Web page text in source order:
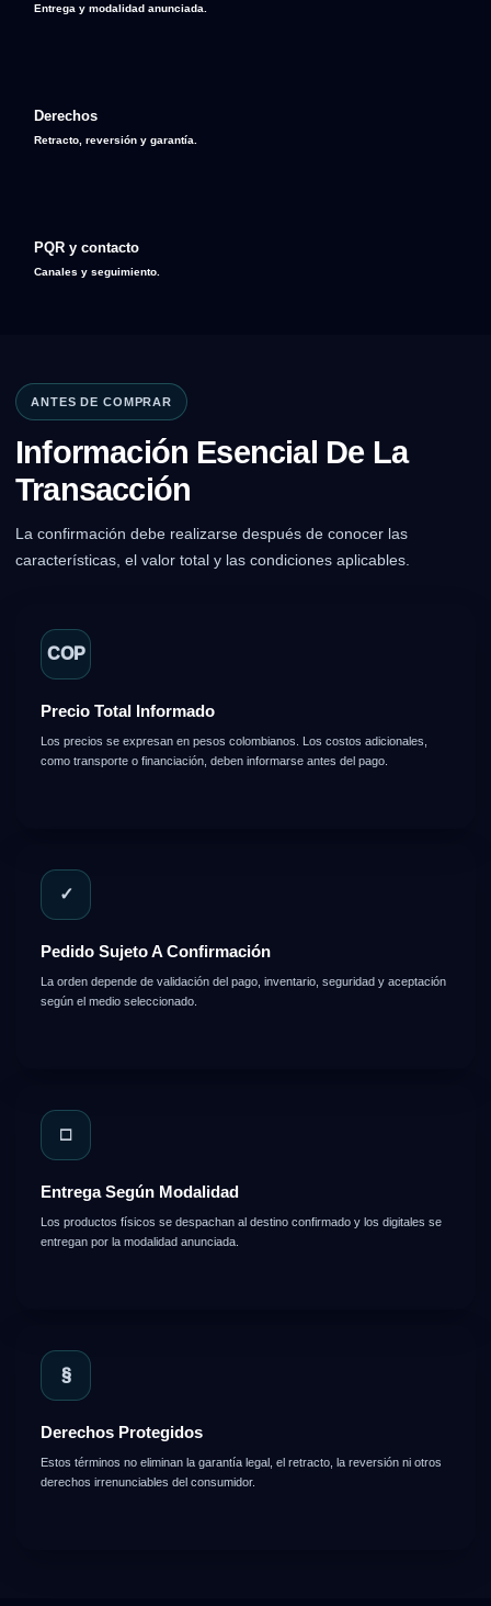
Entrega y modalidad anunciada.
Derechos
Retracto, reversión y garantía.
PQR y contacto
Canales y seguimiento.
ANTES DE COMPRAR
Información Esencial De La
Transacción
La confirmación debe realizarse después de conocer las
características, el valor total y las condiciones aplicables.
COP
Precio Total Informado
Los precios se expresan en pesos colombianos. Los costos adicionales,
como transporte o financiación, deben informarse antes del pago.
✓
Pedido Sujeto A Confirmación
La orden depende de validación del pago, inventario, seguridad y aceptación
según el medio seleccionado.
□
Entrega Según Modalidad
Los productos físicos se despachan al destino confirmado y los digitales se
entregan por la modalidad anunciada.
§
Derechos Protegidos
Estos términos no eliminan la garantía legal, el retracto, la reversión ni otros
derechos irrenunciables del consumidor.